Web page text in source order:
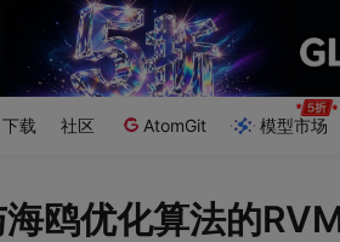
下载 社区 AtomGit 模型市场
鸥优化算法的